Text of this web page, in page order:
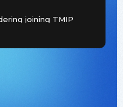
joining TMIP